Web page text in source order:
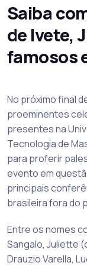
Saiba
de Ivete,
famosos
No próximo final
proeminentes
presentes na
Tecnologia de
para proferir
evento em
principais
brasileira fora do
Entre os nomes
Sangalo, Juliette
Drauzio Varella,